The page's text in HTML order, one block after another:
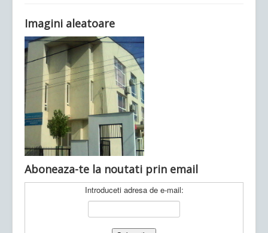
Ultimele articole: Vi, 04.11.2022 -
Județean Mehedinți
Imagini aleatoare
Aboneaza-te la noutati prin email
Introduceti adresa de e-mail: